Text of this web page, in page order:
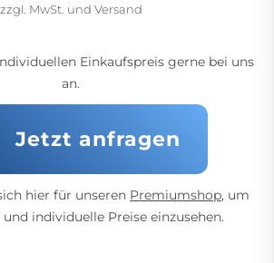
zzgl. MwSt. und Versand
Einkaufspreis gerne bei uns
an.
Jetzt anfragen
hier für unseren Premiumshop, um
individuelle Preise einzusehen.